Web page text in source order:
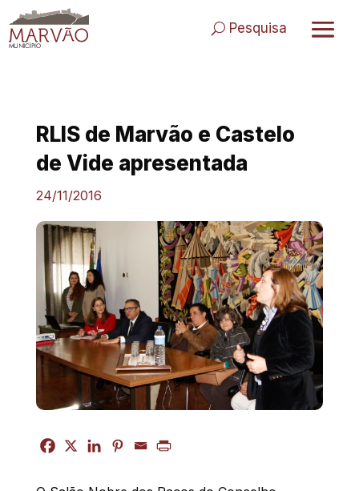
to
content
Pesquisa
RLIS de Marvão e Castelo
de Vide apresentada
24/11/2016